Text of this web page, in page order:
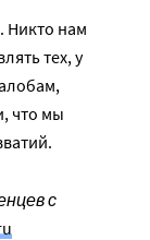
Никто нам
тех, у
что мы
с